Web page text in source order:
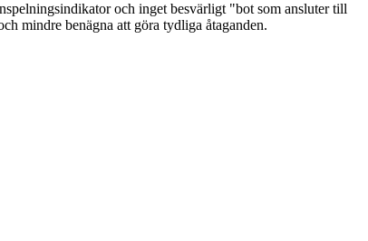
och inget besvärligt "bot som ansluter till
mindre benägna att göra tydliga åtaganden.